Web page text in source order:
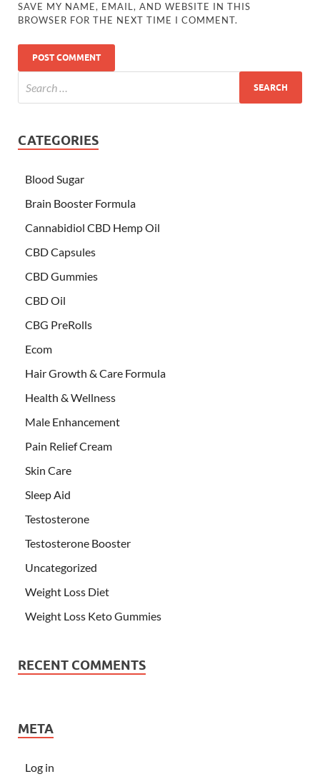
SAVE MY NAME, EMAIL, AND WEBSITE IN THIS
BROWSER FOR THE NEXT TIME I COMMENT.
CATEGORIES
Blood Sugar
Brain Booster Formula
Cannabidiol CBD Hemp Oil
CBD Capsules
CBD Gummies
CBD Oil
CBG PreRolls
Ecom
Hair Growth & Care Formula
Health & Wellness
Male Enhancement
Pain Relief Cream
Skin Care
Sleep Aid
Testosterone
Testosterone Booster
Uncategorized
Weight Loss Diet
Weight Loss Keto Gummies
RECENT COMMENTS
META
Log in